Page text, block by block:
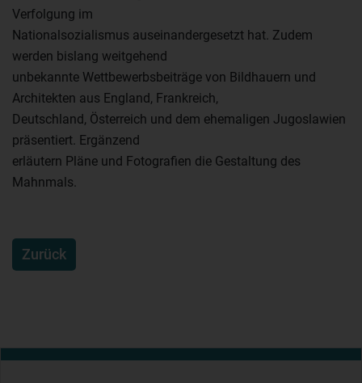
Verfolgung im
Nationalsozialismus auseinandergesetzt hat. Zudem
werden bislang weitgehend
unbekannte Wettbewerbsbeiträge von Bildhauern und
Architekten aus England, Frankreich,
Deutschland, Österreich und dem ehemaligen Jugoslawien
präsentiert. Ergänzend
erläutern Pläne und Fotografien die Gestaltung des
Mahnmals.
Zurück